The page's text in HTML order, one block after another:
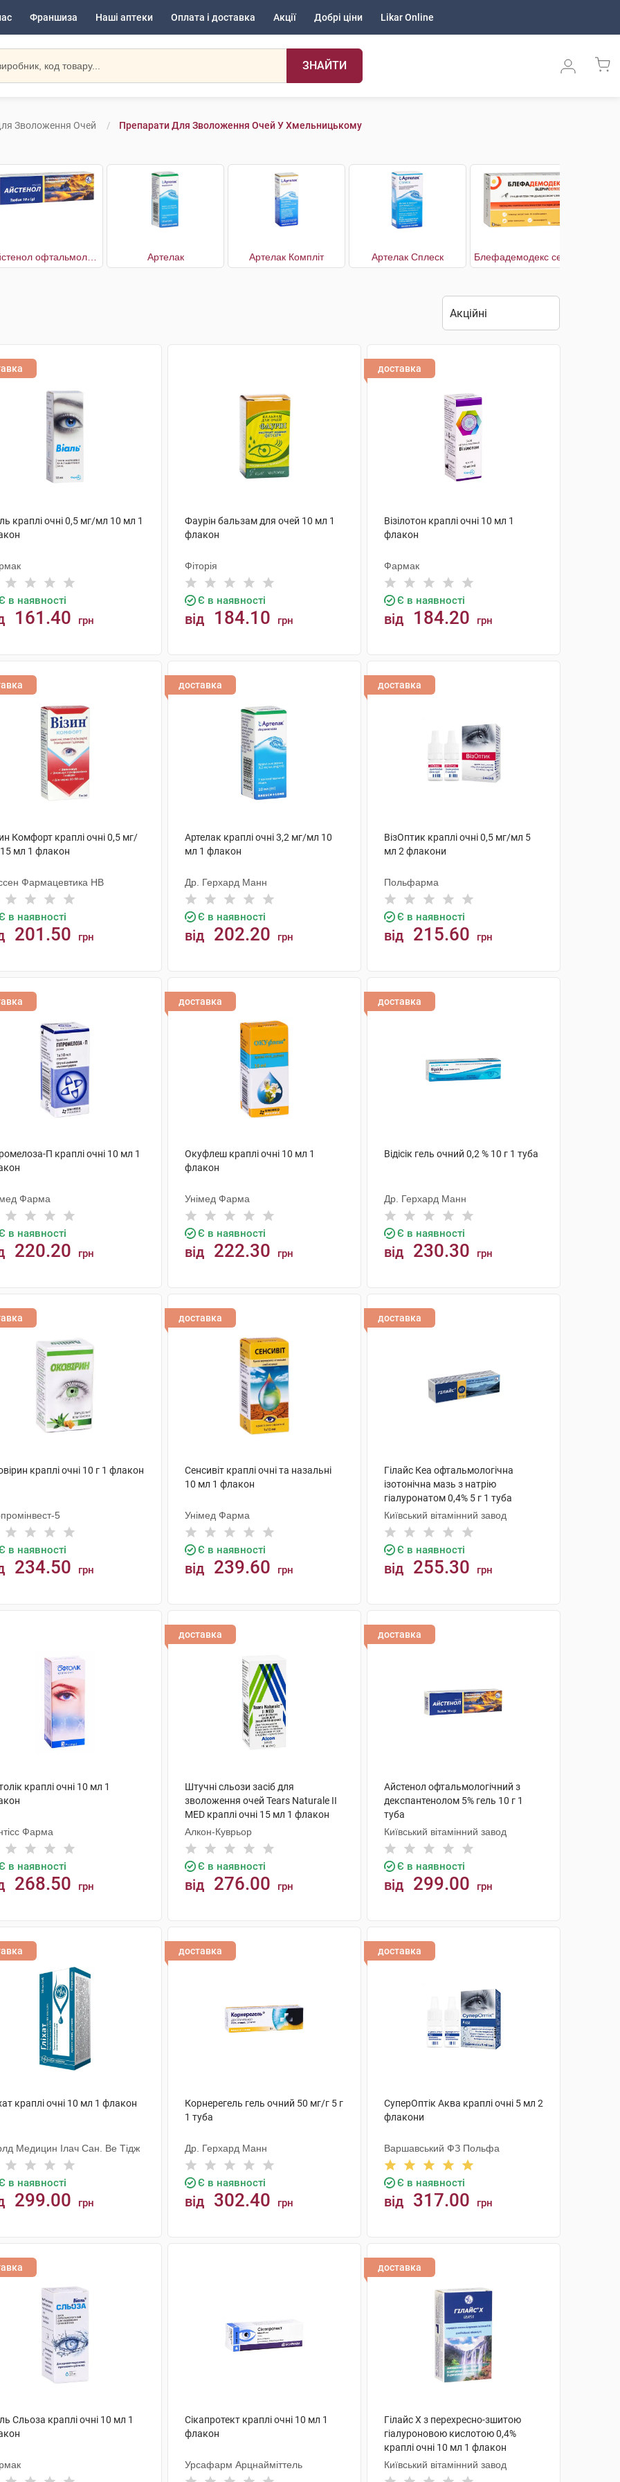
Франшиза Наші аптеки Оплата і доставка Акції Добрі ціни Likar Online
ЗНАЙТИ
Зволоження Очей Препарати Для Зволоження Очей У Хмельницькому
Артелак Артелак Компліт Артелак Сплеск
краплі очні 0,5 мг/мл 10 мл 1
в наявності
161.40 грн
Фаурін бальзам для очей 10 мл 1
флакон
Фіторія
Є в наявності
від 184.10 грн
доставка
Візілотон краплі очні 10 мл 1
флакон
Фармак
Є в наявності
від 184.20 грн
Комфорт краплі очні 0,5 мг/
мл 1 флакон
Фармацевтика НВ
в наявності
201.50 грн
доставка
Артелак краплі очні 3,2 мг/мл 10
мл 1 флакон
Др. Герхард Манн
Є в наявності
від 202.20 грн
доставка
ВізОптик краплі очні 0,5 мг/мл 5
мл 2 флакони
Польфарма
Є в наявності
від 215.60 грн
П краплі очні 10 мл 1
Фарма
в наявності
220.20 грн
доставка
Окуфлеш краплі очні 10 мл 1
флакон
Унімед Фарма
Є в наявності
від 222.30 грн
доставка
Відісік гель очний 0,2 % 10 г 1 туба
Др. Герхард Манн
Є в наявності
від 230.30 грн
краплі очні 10 г 1 флакон
5
в наявності
234.50 грн
доставка
Сенсивіт краплі очні та назальні
10 мл 1 флакон
Унімед Фарма
Є в наявності
від 239.60 грн
доставка
Гілайс Кеа офтальмологічна
ізотонічна мазь з натрію
гіалуронатом 0,4% 5 г 1 туба
Київський вітамінний завод
Є в наявності
від 255.30 грн
краплі очні 10 мл 1
Фарма
в наявності
268.50 грн
доставка
Штучні сльози засіб для
зволоження очей Tears Naturale II
MED краплі очні 15 мл 1 флакон
Алкон-Куврьор
Є в наявності
від 276.00 грн
доставка
Айстенол офтальмологічний з
декспантенолом 5% гель 10 г 1
туба
Київський вітамінний завод
Є в наявності
від 299.00 грн
краплі очні 10 мл 1 флакон
Медицин Ілач Сан. Ве Тідж
в наявності
299.00 грн
доставка
Корнерегель гель очний 50 мг/г 5 г
1 туба
Др. Герхард Манн
Є в наявності
від 302.40 грн
доставка
СуперОптік Аква краплі очні 5 мл 2
флакони
Варшавський ФЗ Польфа
Є в наявності
від 317.00 грн
Сльоза краплі очні 10 мл 1
Сікапротект краплі очні 10 мл 1
флакон
Урсафарм Арцнайміттель
доставка
Гілайс Х з перехресно-зшитою
гіалуроновою кислотою 0,4%
краплі очні 10 мл 1 флакон
Київський вітамінний завод